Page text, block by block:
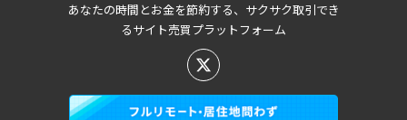
あなたの時間とお金を節約する、サクサク取引でき
るサイト売買プラットフォーム